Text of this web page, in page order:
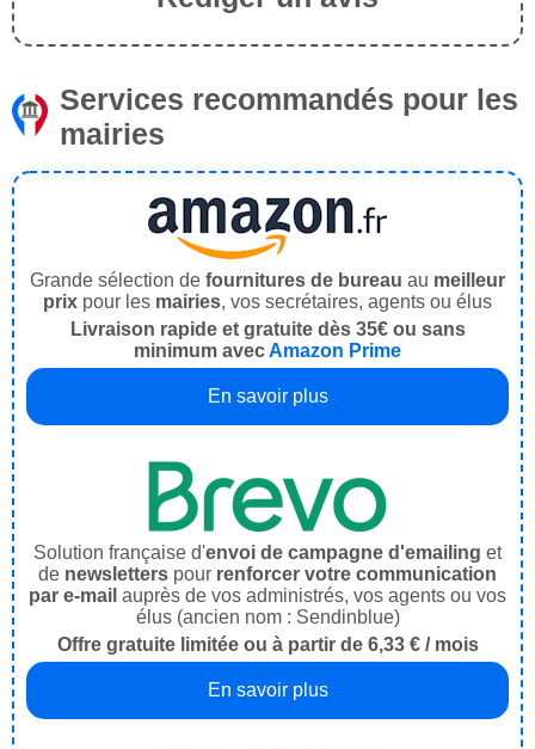
Services recommandés pour les
mairies
Grande sélection de fournitures de bureau au meilleur
prix pour les mairies, vos secrétaires, agents ou élus
Livraison rapide et gratuite dès 35€ ou sans
minimum avecAmazon Prime
En savoir plus
Solution française d'envoi de campagne d'emailing et
de newsletters pour renforcer votre communication
par e-mail auprès de vos administrés, vos agents ou vos
élus (ancien nom : Sendinblue)
Offre gratuite limitée ou à partir de 6,33 € / mois
En savoir plus